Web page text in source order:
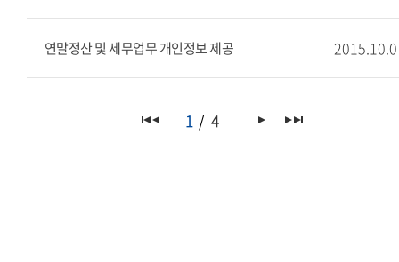
연말정산 및 세무업무 개인정보 제공
1 4